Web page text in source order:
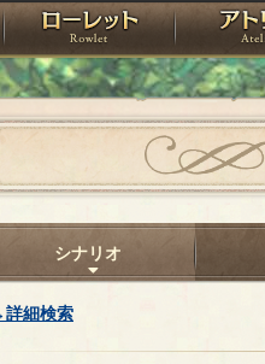
神殿 ローレット
シナリオ
細検索